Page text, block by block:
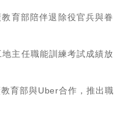
育部陪伴退除役官兵與眷
主任職能訓練考試成績放
育部與Uber合作，推出職